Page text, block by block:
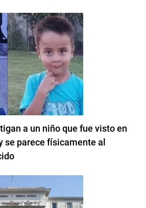
a un niño que fue visto en
se parece físicamente al